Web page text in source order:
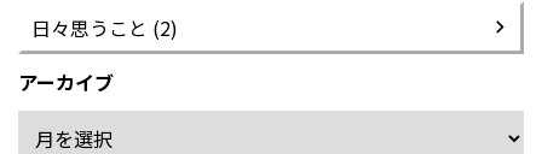
日々思うこと (2)
アーカイブ